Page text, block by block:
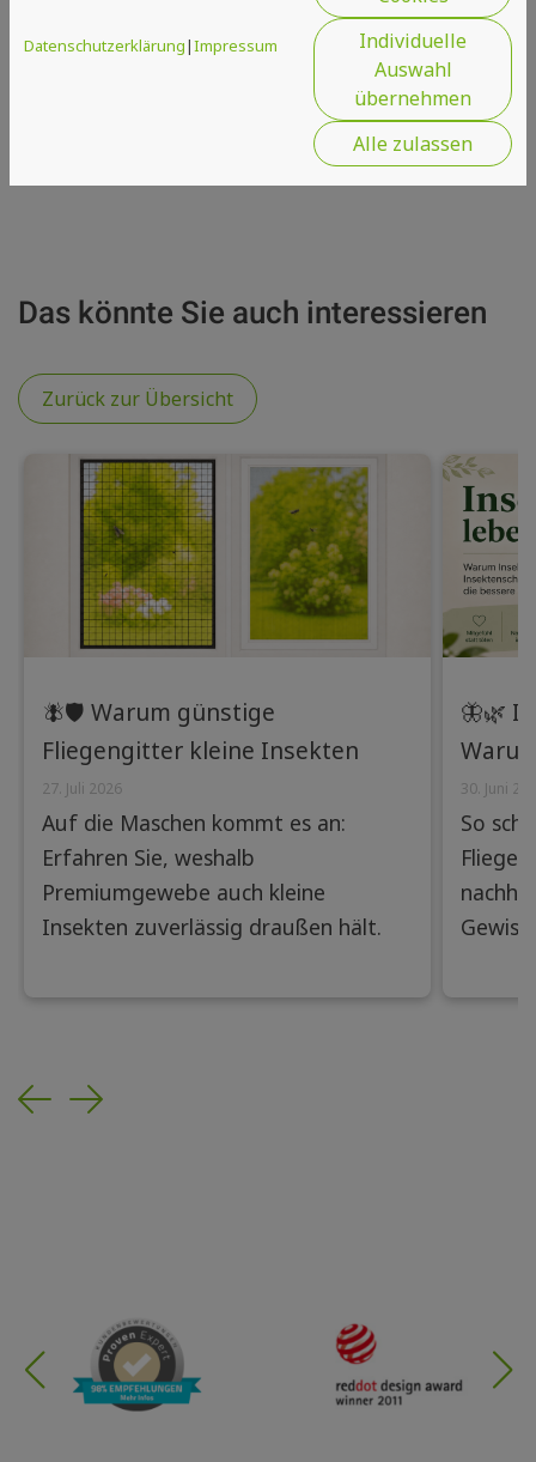
Das könnte Sie auch interessieren
Zurück zur Übersicht
🪰🛡️ Warum günstige
Fliegengitter kleine Insekten
nicht abhalten – und wie
Premiumgewebe den
Unterschied machen
27. Juli 2026
Auf die Maschen kommt es an:
Erfahren Sie, weshalb
Premiumgewebe auch kleine
Insekten zuverlässig draußen hält.
🦋🌿
30. Juni
So
Previous
Next
Datenschutzerklärung|Impressum
Individuelle
Auswahl
übernehmen
Alle zulassen